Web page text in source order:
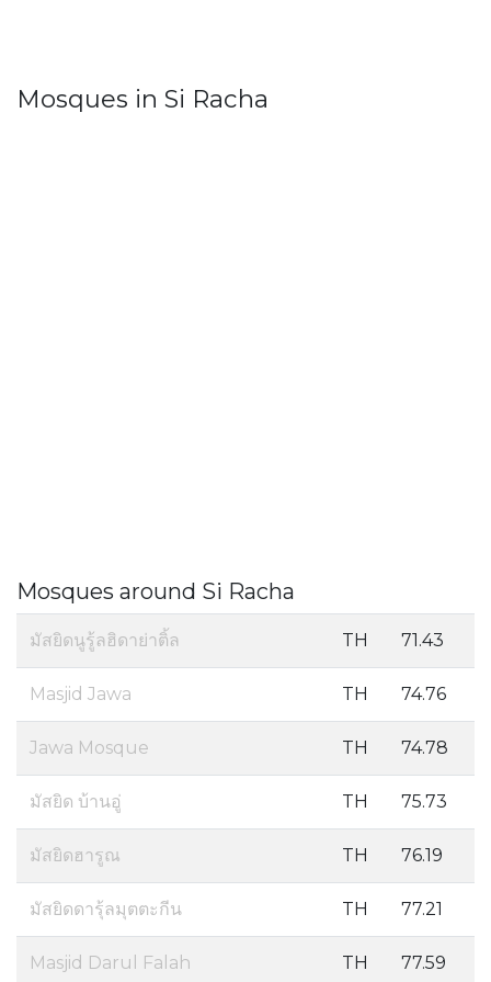
Mosques in Si Racha
Mosques around Si Racha
มัสยิดนูรู้ลฮิดาย่าติ้ล TH 71.43
Masjid Jawa TH 74.76
Jawa Mosque TH 74.78
มัสยิด บ้านอู่ TH 75.73
มัสยิดฮารูณ TH 76.19
มัสยิดดารุ้ลมุตตะกีน TH 77.21
Masjid Darul Falah TH 77.59